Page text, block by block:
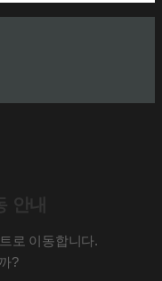
안내
로 이동합니다.
?